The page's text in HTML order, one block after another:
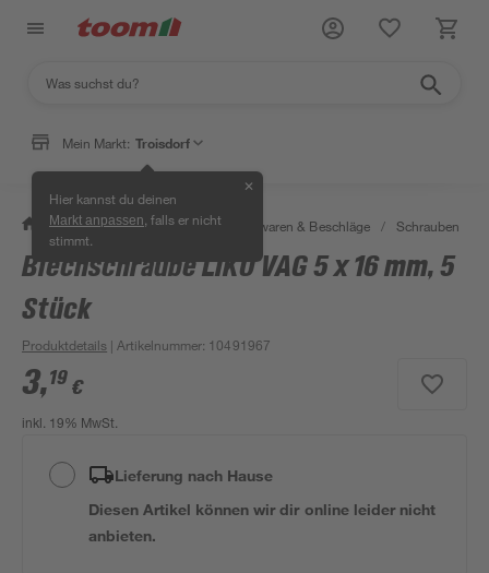
Mein Markt: Troisdorf
Hier kannst du deinen
Markt anpassen , falls er nicht
stimmt.
✕
/ Werkstatt & Maschinen / Eisenwaren & Beschläge / Schrauben
Blechschraube LIKO VAG 5 x 16 mm, 5
Stück
Produktdetails | Artikelnummer: 10491967
3,19 €
inkl. 19% MwSt.
Lieferung nach Hause
Diesen Artikel können wir dir online leider nicht
anbieten.